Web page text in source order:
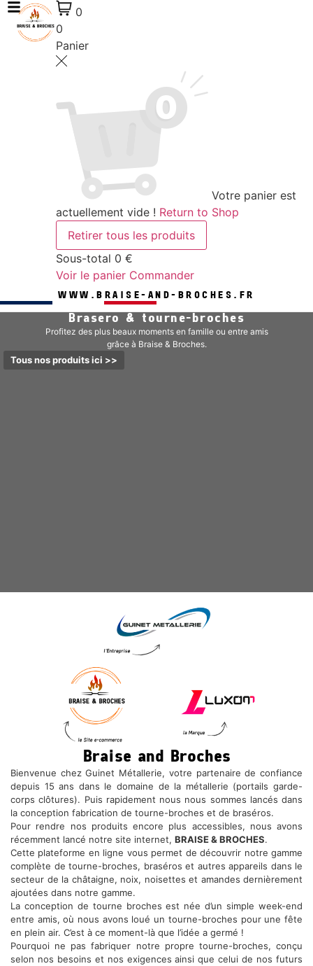
0
0
Panier
Votre panier est
actuellement vide ! Return to Shop
Retirer tous les produits
Sous-total 0 €
Voir le panier Commander
WWW.BRAISE-AND-BROCHES.FR
Brasero & tourne-broches
Profitez des plus beaux moments en famille ou entre amis
grâce à Braise & Broches.
Tous nos produits ici >>
Braise and Broches
Bienvenue chez Guinet Métallerie, votre partenaire de confiance
depuis 15 ans dans le domaine de la métallerie (portails garde-
corps clôtures). Puis rapidement nous nous sommes lancés dans
la conception fabrication de tourne-broches et de braséros.
Pour rendre nos produits encore plus accessibles, nous avons
récemment lancé notre site internet, BRAISE & BROCHES.
Cette plateforme en ligne vous permet de découvrir notre gamme
complète de tourne-broches, braséros et autres appareils dans le
secteur de la châtaigne, noix, noisettes et amandes dernièrement
ajoutées dans notre gamme.
La conception de tourne broches est née d’un simple week-end
entre amis, où nous avons loué un tourne-broches pour une fête
en plein air. C’est à ce moment-là que l’idée a germé !
Pourquoi ne pas fabriquer notre propre tourne-broches, conçu
selon nos besoins et nos exigences ainsi que celui de nos futurs